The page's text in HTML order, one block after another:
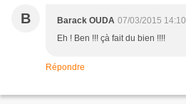
B Barack OUDA 07/03/2015 14:10
Eh ! Ben !!! çà fait du bien !!!!
Répondre